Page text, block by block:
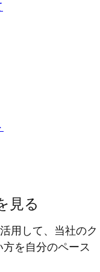
見る
用して、当社のク
を自分のペース